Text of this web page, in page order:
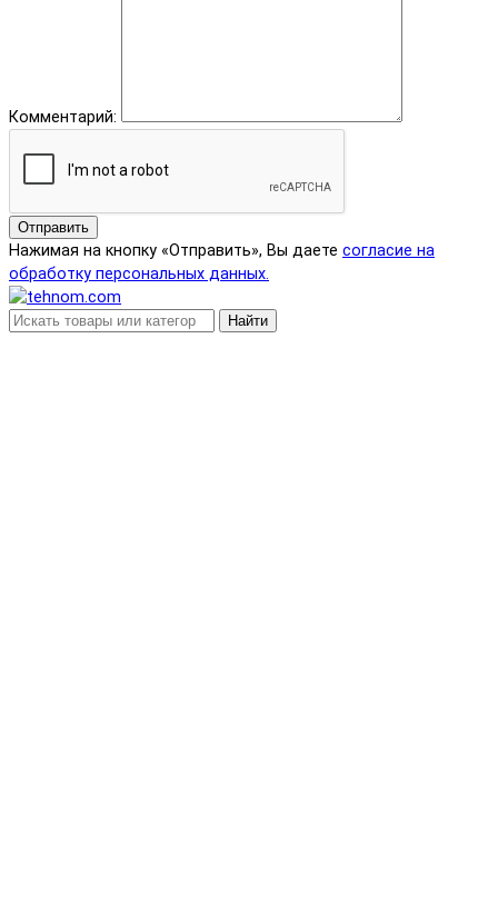
Комментарий:
Отправить
Нажимая на кнопку «Отправить», Вы даете согласие на
обработку персональных данных.
Найти